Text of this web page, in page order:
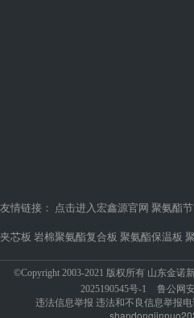
友情链接： 点击进入宏鑫源官网 聚氨酯
夹芯板 岩棉聚氨酯复合板 聚氨酯保温板
©Copyright 2003-2021 版权所有 山东金诺
2025190545号-1
鲁公网
违法信息举报 违法和不良信息举报